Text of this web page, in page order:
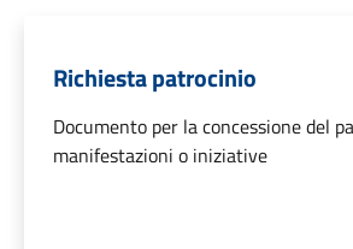
Richiesta patrocinio
Documento per la concessione del
manifestazioni o iniziative